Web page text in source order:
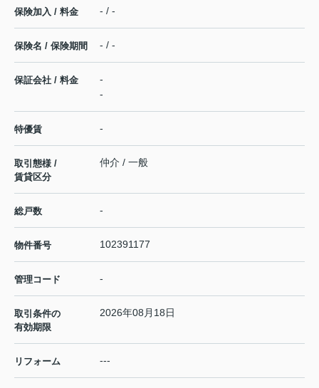
保険加入 / 料金 - / -
保険名 / 保険期間 - / -
保証会社 / 料金
-
-
特優賃 -
取引態様 /
賃貸区分
仲介 / 一般
総戸数 -
物件番号 102391177
管理コード -
取引条件の
有効期限
2026年08月18日
リフォーム ---